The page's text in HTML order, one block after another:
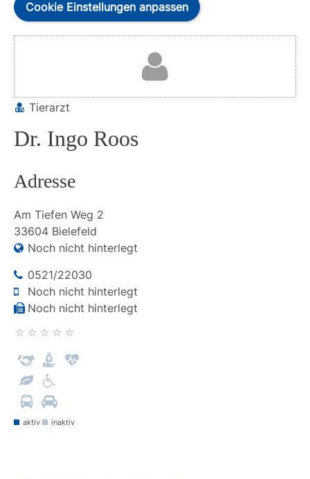
Cookie Einstellungen anpassen
Tierarzt
Dr. Ingo Roos
Adresse
Am Tiefen Weg 2
33604 Bielefeld
Noch nicht hinterlegt
0521/22030
Noch nicht hinterlegt
Noch nicht hinterlegt
aktiv inaktiv